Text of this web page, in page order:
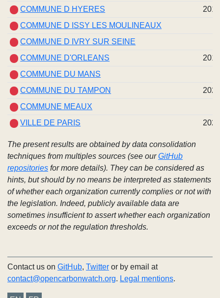
COMMUNE D HYERES
2015
COMMUNE D ISSY LES MOULINEAUX
COMMUNE D IVRY SUR SEINE
COMMUNE D'ORLEANS
2016
COMMUNE DU MANS
COMMUNE DU TAMPON
2021
COMMUNE MEAUX
VILLE DE PARIS
2020
The present results are obtained by data consolidation
techniques from multiples sources (see ourGitHub
repositories for more details). They can be considered as
hints, but should by no means be interpreted as statements
of whether each organization currently complies or not with
the legislation. Indeed, publicly available data are
sometimes insufficient to assert whether each organization
exceeds or not the regulation thresholds.
Contact us on GitHub, Twitter or by email at
contact@opencarbonwatch.org. Legal mentions.